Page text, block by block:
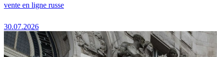
vente en ligne russe
30.07.2026